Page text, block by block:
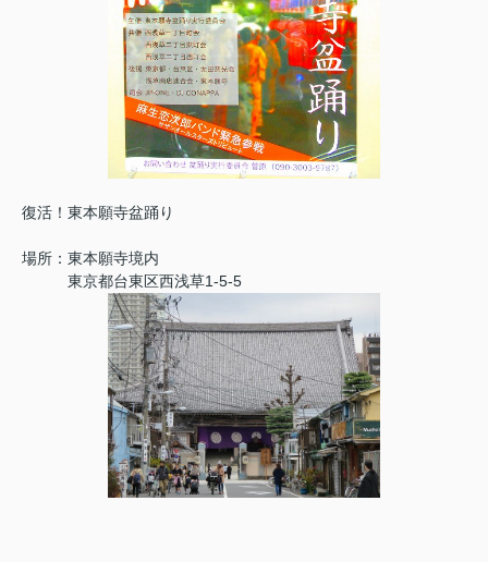
復活！東本願寺盆踊り
場所：東本願寺境内
東京都台東区西浅草1-5-5